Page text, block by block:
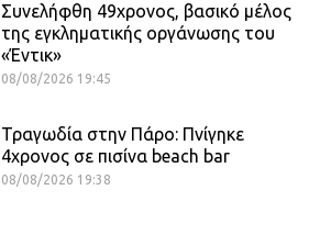
Συνελήφθη 49χρονος, βασικό μέλος
της εγκληματικής οργάνωσης του
«Έντικ»
08/08/2026 19:45
Τραγωδία στην Πάρο: Πνίγηκε
4χρονος σε πισίνα beach bar
08/08/2026 19:38